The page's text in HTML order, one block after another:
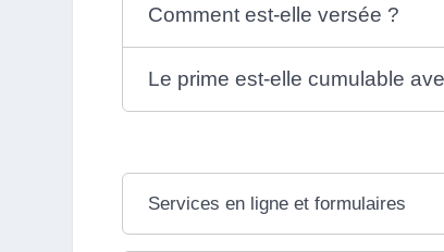
Comment est-elle versée ?
Le prime est-elle cumulable
Services en ligne et formulaires